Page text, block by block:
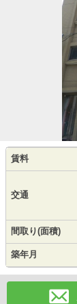
賃料
交通
間取り(面積)
築年月